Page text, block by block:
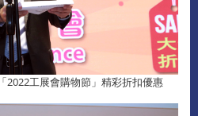
2022工展會購物節」精彩折扣優惠